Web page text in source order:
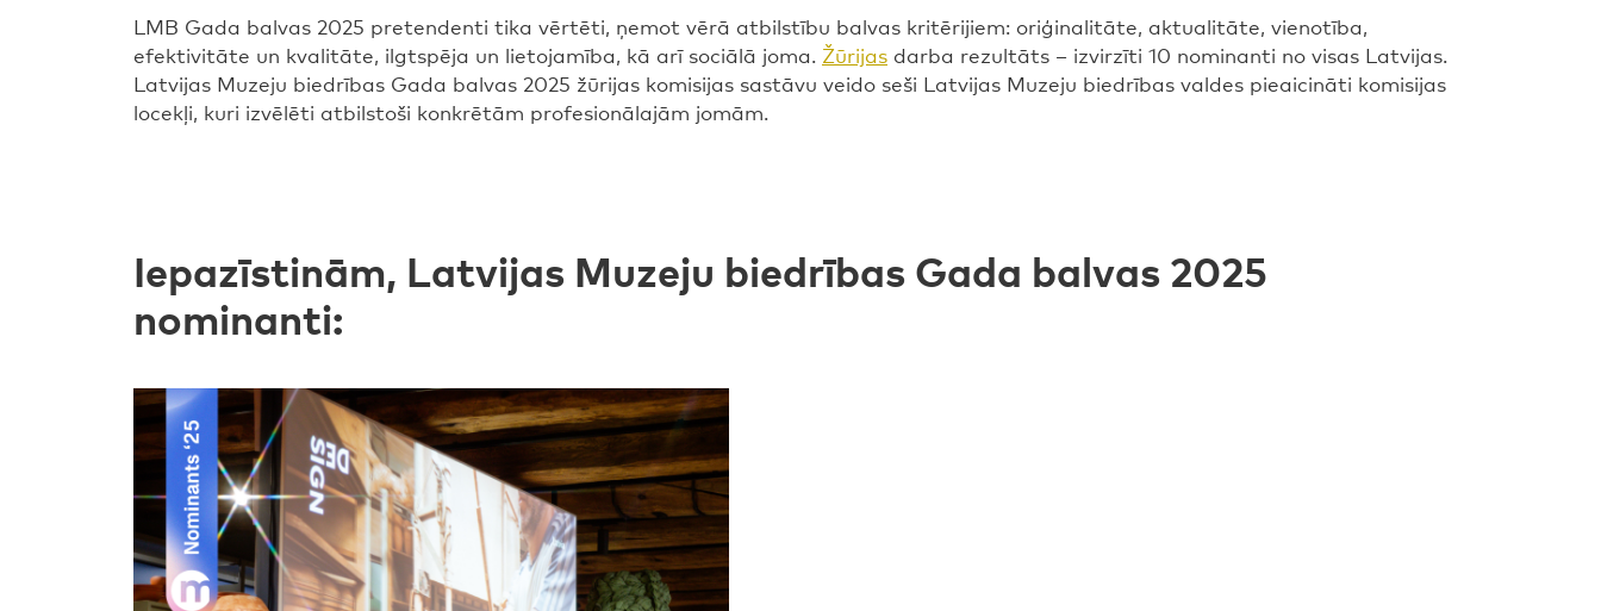
LMB Gada balvas 2025 pretendenti tika vērtēti, ņemot vērā atbilstību balvas kritērijiem: oriģinalitāte, aktualitāte, vienotība,
efektivitāte un kvalitāte, ilgtspēja un lietojamība, kā arī sociālā joma. Žūrijas darba rezultāts – izvirzīti 10 nominanti no visas Latvijas.
Latvijas Muzeju biedrības Gada balvas 2025 žūrijas komisijas sastāvu veido seši Latvijas Muzeju biedrības valdes pieaicināti komisijas
locekļi, kuri izvēlēti atbilstoši konkrētām profesionālajām jomām.
Iepazīstinām, Latvijas Muzeju biedrības Gada balvas 2025
nominanti: